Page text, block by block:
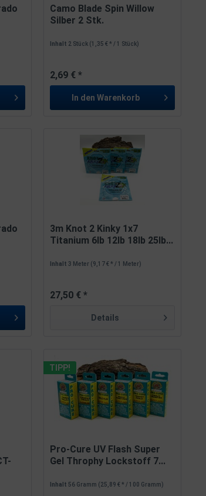
Camo Blade Spin Willow
Silber 2 Stk.
Inhalt 2 Stück (1,35 € * / 1 Stück)
2,69 € *
In den Warenkorb
3m Knot 2 Kinky 1x7
Titanium 6lb 12lb 18lb 25lb...
Inhalt3 Meter (9,17 € * / 1 Meter)
27,50 € *
Details
TIPP!
Pro-Cure UV Flash Super
Gel Throphy Lockstoff 7...
Inhalt 56 Gramm (25,89 € * / 100 Gramm)